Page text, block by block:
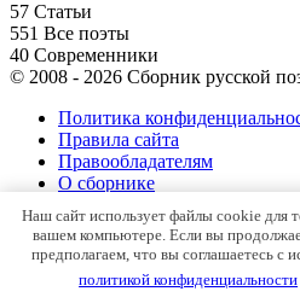
57 Статьи
551 Все поэты
40 Современники
© 2008 - 2026 Сборник русской
Политика
Правила сайта
Правообладателям
О сборнике
Контакты
Карта сайта
Наш сайт использует файлы cookie для
вашем компьютере. Если вы
предполагаем, что вы соглашаетесь с
политикой конфиденциальности